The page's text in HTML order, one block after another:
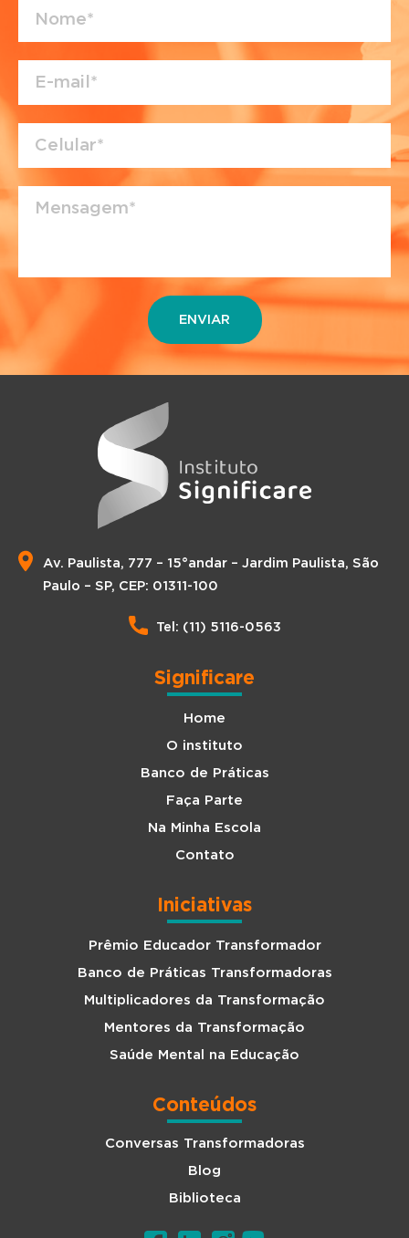
Av. Paulista, 777 – 15°andar – Jardim Paulista, São
Paulo – SP, CEP: 01311-100
Tel: (11) 5116-0563
Significare
Home
O instituto
Banco de Práticas
Faça Parte
Na Minha Escola
Contato
Iniciativas
Prêmio Educador Transformador
Banco de Práticas Transformadoras
Multiplicadores da Transformação
Mentores da Transformação
Saúde Mental na Educação
Conteúdos
Conversas Transformadoras
Blog
Biblioteca